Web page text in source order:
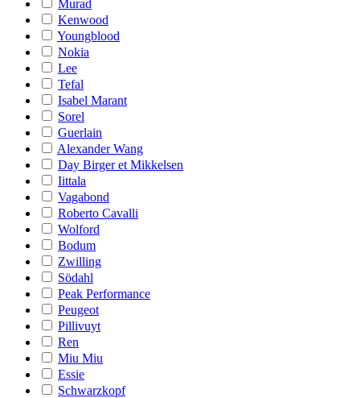
Murad
Kenwood
Youngblood
Nokia
Lee
Tefal
Isabel Marant
Sorel
Guerlain
Alexander Wang
Day Birger et Mikkelsen
Iittala
Vagabond
Roberto Cavalli
Wolford
Bodum
Zwilling
Södahl
Peak Performance
Peugeot
Pillivuyt
Ren
Miu Miu
Essie
Schwarzkopf